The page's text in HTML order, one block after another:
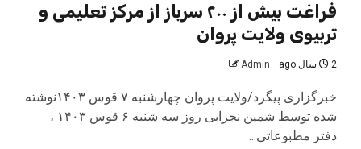
فراغت بیش از ۲۰۰ سرباز از مرکز تعلیمی و
تربیوی ولایت پروان
2 سال ago Admin
خبرگزاری پیگرد/ولایت پروان چهارشنبه ۷ قوس ۱۴۰۳نوشته
شده توسط شمین نجرابی روز سه شنبه ۶ قوس ۱۴۰۳ ،
دفتر مطبوعاتی...